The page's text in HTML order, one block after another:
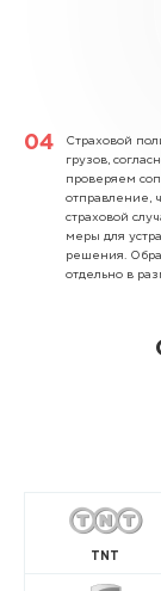
Страховой
грузов,
проверяем
отправление,
страховой
меры для
решения.
отдельно в
TNT